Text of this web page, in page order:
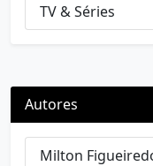
TV & Séries
Autores
Milton